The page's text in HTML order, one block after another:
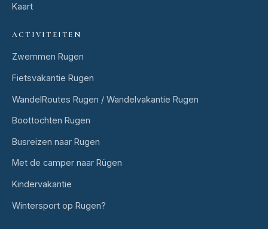
Kaart
ACTIVITEITEN
Zwemmen Rugen
Fietsvakantie Rugen
WandelRoutes Rugen / Wandelvakantie Rugen
Boottochten Rugen
Busreizen naar Rugen
Met de camper naar Rügen
Kindervakantie
Wintersport op Rugen?